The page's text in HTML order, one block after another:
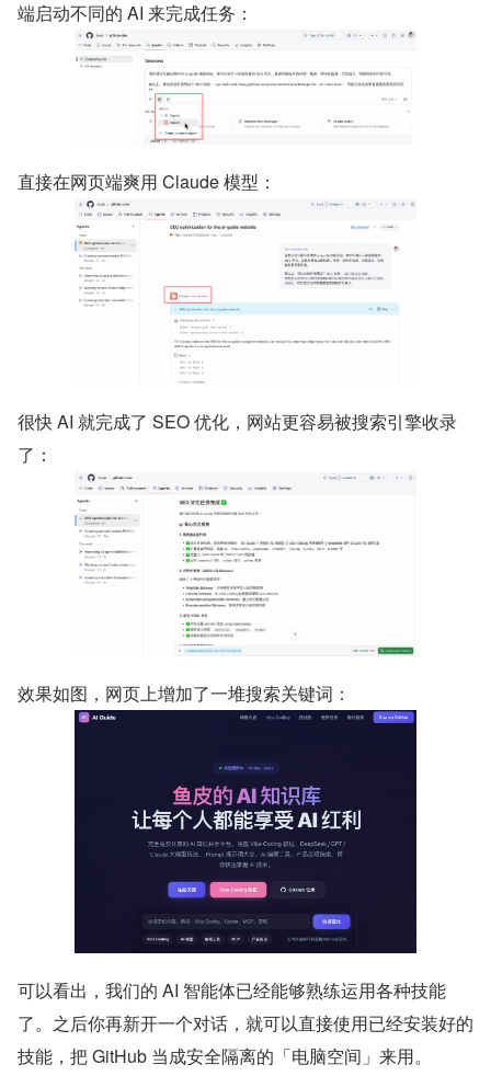
端启动不同的 AI 来完成任务：
直接在网页端爽用 Claude 模型：
很快 AI 就完成了 SEO 优化，网站更容易被搜索引擎收录
了：
效果如图，网页上增加了一堆搜索关键词：
可以看出，我们的 AI 智能体已经能够熟练运用各种技能
了。之后你再新开一个对话，就可以直接使用已经安装好的
技能，把 GitHub 当成安全隔离的「电脑空间」来用。